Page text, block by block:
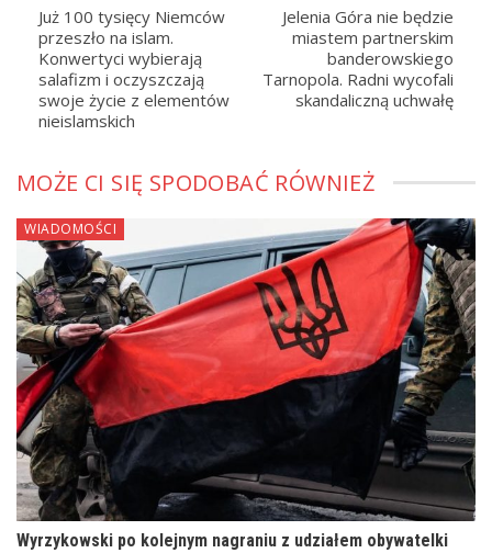
Już 100 tysięcy Niemców
przeszło na islam.
Konwertyci wybierają
salafizm i oczyszczają
swoje życie z elementów
nieislamskich
Jelenia Góra nie będzie
miastem partnerskim
banderowskiego
Tarnopola. Radni wycofali
skandaliczną uchwałę
MOŻE CI SIĘ SPODOBAĆ RÓWNIEŻ
WIADOMOŚCI
Wyrzykowski po kolejnym nagraniu z udziałem obywatelki